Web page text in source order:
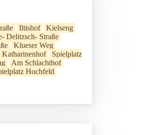
Iltishof
Kielseng
Delitzsch- Straße
Klueser Weg
Katharinenhof
Spielplatz
Am Schlachthof
Hochfeld